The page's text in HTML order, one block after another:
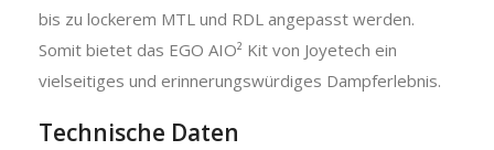
bis zu lockerem MTL und RDL angepasst werden.
Somit bietet das EGO AIO² Kit von Joyetech ein
vielseitiges und erinnerungswürdiges Dampferlebnis.
Technische Daten